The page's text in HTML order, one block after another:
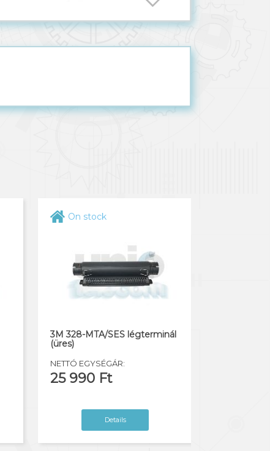
On stock
3M 328-MTA/SES légterminál
(üres)
NETTÓ EGYSÉGÁR:
25 990 Ft
Details